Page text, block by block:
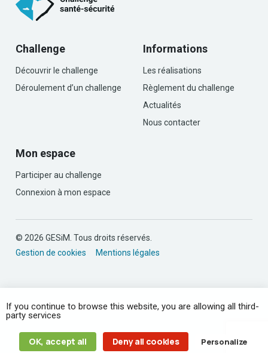
Challenge
Découvrir le challenge
Déroulement d’un challenge
Informations
Les réalisations
Règlement du challenge
Actualités
Nous contacter
Mon espace
Participer au challenge
Connexion à mon espace
© 2026 GESiM. Tous droits réservés.
Gestion de cookies
Mentions légales
If you continue to browse this website, you are allowing all third-
party services
OK, accept all Deny all cookies Personalize